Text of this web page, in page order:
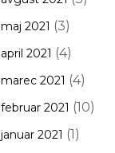
maj 2021 (3)
april 2021 (4)
marec 2021 (4)
februar 2021 (10)
januar 2021 (1)